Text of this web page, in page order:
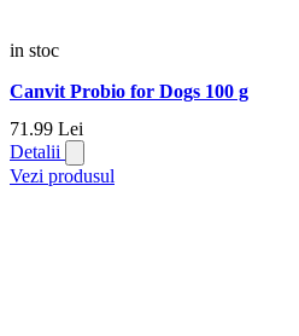
in stoc
Canvit Probio for Dogs 100 g
71.99 Lei
Detalii
Vezi produsul